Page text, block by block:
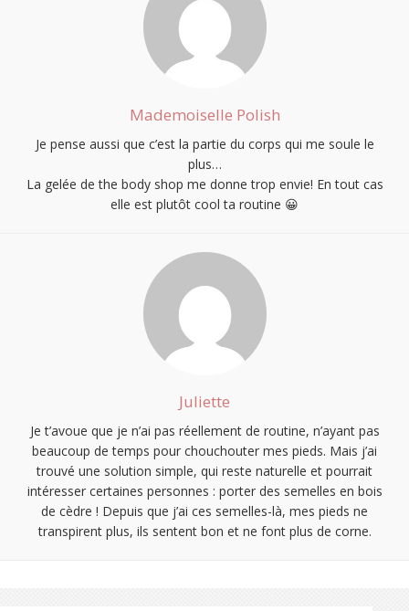
Mademoiselle Polish
Je pense aussi que c’est la partie du corps qui me soule le
plus…
La gelée de the body shop me donne trop envie! En tout cas
elle est plutôt cool ta routine 😀
Juliette
Je t’avoue que je n’ai pas réellement de routine, n’ayant pas
beaucoup de temps pour chouchouter mes pieds. Mais j’ai
trouvé une solution simple, qui reste naturelle et pourrait
intéresser certaines personnes : porter des semelles en bois
de cèdre ! Depuis que j’ai ces semelles-là, mes pieds ne
transpirent plus, ils sentent bon et ne font plus de corne.